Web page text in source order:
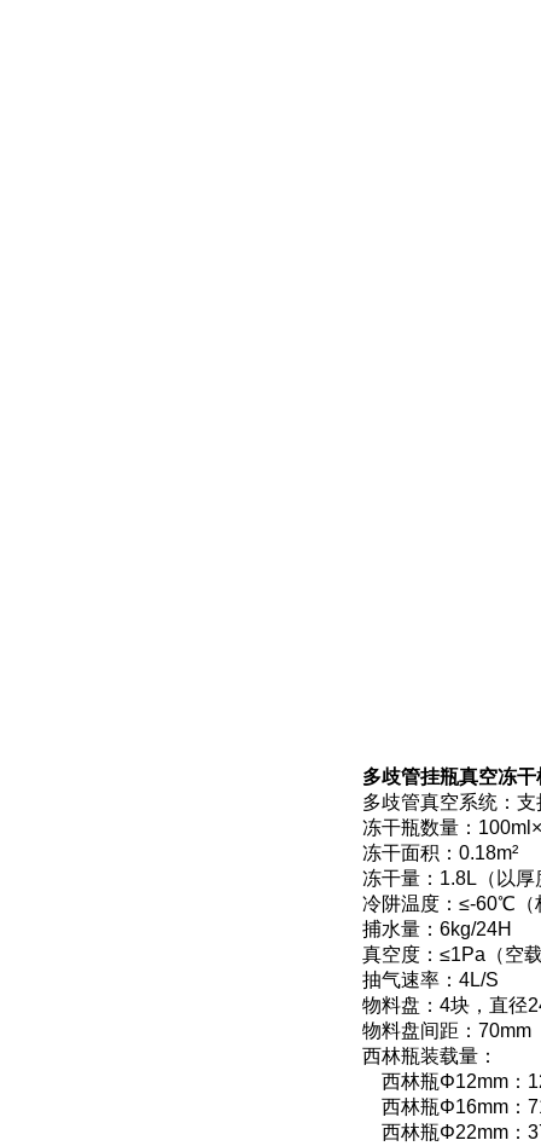
多歧管挂瓶真空冻
多歧管真空系统：
冻干瓶数量：
冻干面积：0.18m²
冻干量：1.8L（以厚
冷阱温度：≤-60℃
捕水量：6kg/24H
真空度：≤1Pa（空
抽气速率：4L/S
物料盘：4块，直径
物料盘间距：70mm
西林瓶装载量：
西林瓶Φ12mm：
西林瓶Φ16mm：
西林瓶Φ22mm：